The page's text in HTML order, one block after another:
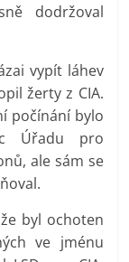
dodržoval
vypít láhev
žerty z CIA.
počínání bylo
Úřadu pro
ale sám se
byl ochoten
ve jménu